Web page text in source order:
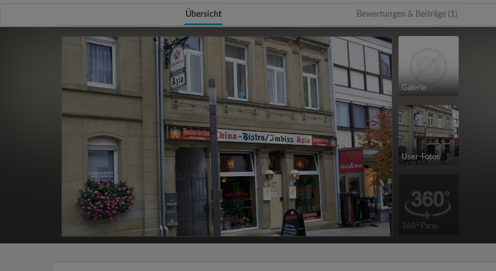
Übersicht Bewertungen & Beiträge (1)
Galerie
User-Fotos
360° Pano